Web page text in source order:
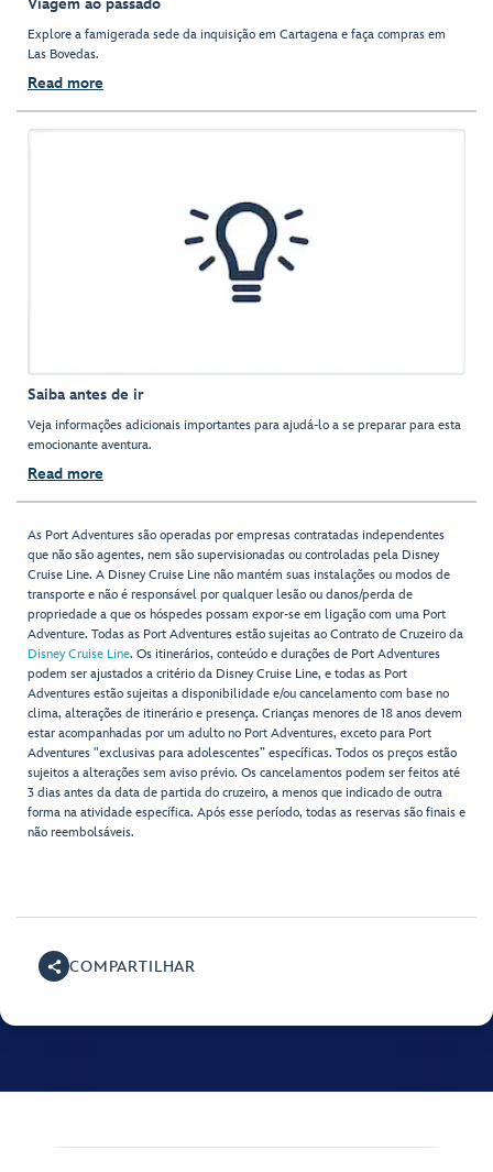
Viagem ao passado
Explore a famigerada sede da inquisição em Cartagena e faça compras em
Las Bovedas.
Read more
Saiba antes de ir
Veja informações adicionais importantes para ajudá-lo a se preparar para esta
emocionante aventura.
Read more
As Port Adventures são operadas por empresas contratadas independentes
que não são agentes, nem são supervisionadas ou controladas pela Disney
Cruise Line. A Disney Cruise Line não mantém suas instalações ou modos de
transporte e não é responsável por qualquer lesão ou danos/perda de
propriedade a que os hóspedes possam expor-se em ligação com uma Port
Adventure. Todas as Port Adventures estão sujeitas ao Contrato de Cruzeiro da
Disney Cruise Line. Os itinerários, conteúdo e durações de Port Adventures
podem ser ajustados a critério da Disney Cruise Line, e todas as Port
Adventures estão sujeitas a disponibilidade e/ou cancelamento com base no
clima, alterações de itinerário e presença. Crianças menores de 18 anos devem
estar acompanhadas por um adulto no Port Adventures, exceto para Port
Adventures "exclusivas para adolescentes” específicas. Todos os preços estão
sujeitos a alterações sem aviso prévio. Os cancelamentos podem ser feitos até
3 dias antes da data de partida do cruzeiro, a menos que indicado de outra
forma na atividade específica. Após esse período, todas as reservas são finais e
não reembolsáveis.
COMPARTILHAR